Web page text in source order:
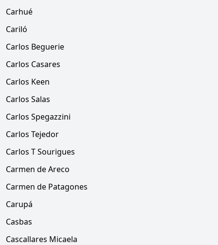
Carhué
Cariló
Carlos Beguerie
Carlos Casares
Carlos Keen
Carlos Salas
Carlos Spegazzini
Carlos Tejedor
Carlos T Sourigues
Carmen de Areco
Carmen de Patagones
Carupá
Casbas
Cascallares Micaela